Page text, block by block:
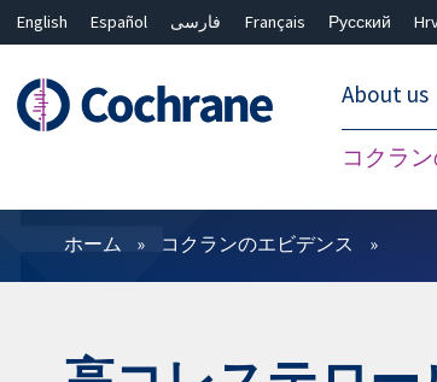
English Español فارسی Français Русский
About us
コクラ
フィルター
ホーム コクランのエビデンス